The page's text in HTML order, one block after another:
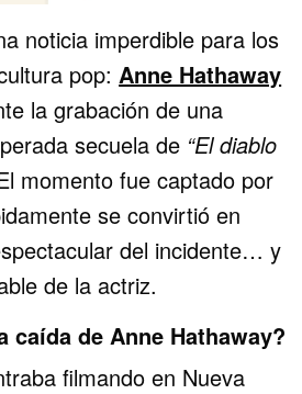
noticia imperdible para los
pop: Anne Hathaway
la grabación de una
secuela de “El diablo
momento fue captado por
se convirtió en
del incidente… y
de la actriz.
caída de Anne Hathaway?
filmando en Nueva